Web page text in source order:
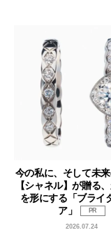
今の私に、そして未来
【シャネル】が贈る
を形にする「ブライ
ア」
PR
2026.07.24